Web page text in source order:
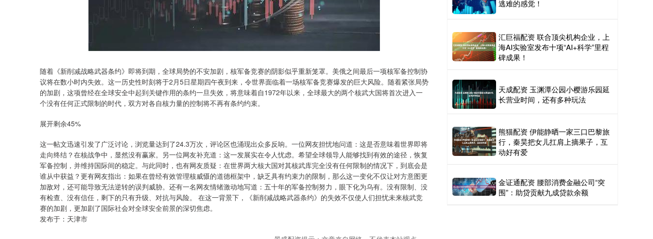
随着《新削减战略武器条约》即将到期，全球局势的不安加剧，核军备竞赛的阴影似乎重新笼罩。美俄之间最后一项核军备控制协
议将在数小时内失效。这一历史性时刻将于2月5日星期四午夜到来，令世界面临着一场核军备竞赛爆发的巨大风险。随着紧张局势
的加剧，这项曾经在全球安全中起到关键作用的条约一旦失效，将意味着自1972年以来，全球最大的两个核武大国将首次进入一
个没有任何正式限制的时代，双方对各自核力量的控制将不再有条约约束。
展开剩余45%
这一帖文迅速引发了广泛讨论，浏览量达到了24.3万次，评论区也涌现出众多反响。一位网友担忧地问道：这是否意味着世界即将
走向终结？在核战争中，显然没有赢家。另一位网友补充道：这一发展实在令人忧虑。希望全球领导人能够找到有效的途径，恢复
军备控制，并维持国际间的稳定。与此同时，也有网友质疑：在世界两大核大国对其核武库完全没有任何限制的情况下，到底会是
谁从中获益？更有网友指出：如果在曾经有效管理核威慑的道德框架中，缺乏具有约束力的限制，那么这一变化不仅让对方意图更
加敌对，还可能导致无法逆转的误判威胁。还有一名网友情绪激动地写道：五十年的军备控制努力，眼下化为乌有。没有限制、没
有检查、没有信任，剩下的只有升级、对抗与风险。 在这一背景下，《新削减战略武器条约》的失效不仅使人们担忧未来核武竞
赛的加剧，更加剧了国际社会对全球安全前景的深切焦虑。
发布于：天津市
逃难的感觉！
汇巨福配资 联合顶尖机构企业，上
海AI实验室发布十项“AI+科学”里程
碑成果！
天成配资 玉渊潭公园小樱游乐园延
长营业时间，还有多种玩法
熊猫配资 伊能静晒一家三口巴黎旅
行，秦昊把女儿扛肩上摘果子，互
动好有爱
金证通配资 腰部消费金融公司“突
围”：助贷贡献九成贷款余额